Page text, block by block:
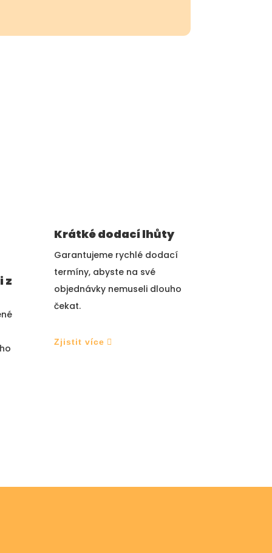
z
Krátké dodací lhůty
Garantujeme rychlé dodací
termíny, abyste na své
objednávky nemuseli dlouho
čekat.
Zjistit více